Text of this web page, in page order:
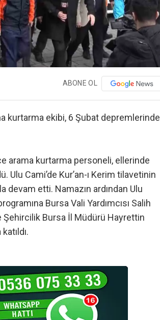
ABONE OL
kurtarma ekibi, 6 Şubat depremlerinde
arama kurtarma personeli, ellerinde
Ulu Cami’de Kur’an-ı Kerim tilavetinin
devam etti. Namazın ardından Ulu
Bursa Vali Yardımcısı Salih
Şehircilik Bursa İl Müdürü Hayrettin